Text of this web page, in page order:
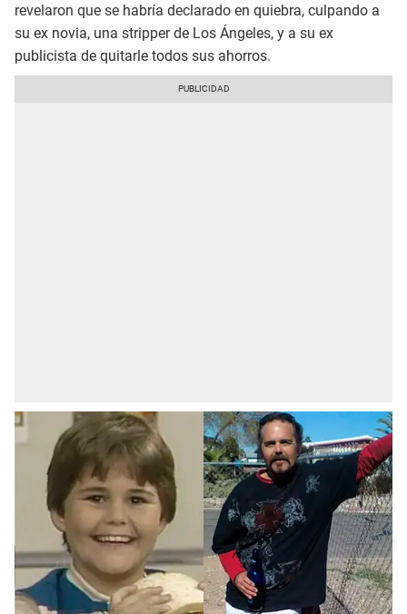
revelaron que se habría declarado en quiebra, culpando a
su ex novia, una stripper de Los Ángeles, y a su ex
publicista de quitarle todos sus ahorros.